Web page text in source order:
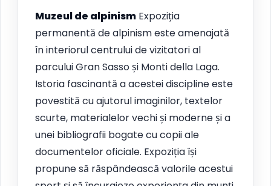
Muzeul de alpinism Expoziția
permanentă de alpinism este amenajată
în interiorul centrului de vizitatori al
parcului Gran Sasso și Monti della Laga.
Istoria fascinantă a acestei discipline este
povestită cu ajutorul imaginilor, textelor
scurte, materialelor vechi și moderne și a
unei bibliografii bogate cu copii ale
documentelor oficiale. Expoziția își
propune să răspândească valorile acestui